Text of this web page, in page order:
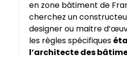
en zone bâtiment de
cherchez un
designer ou maitre
les règles spécifiques
l’architecte des